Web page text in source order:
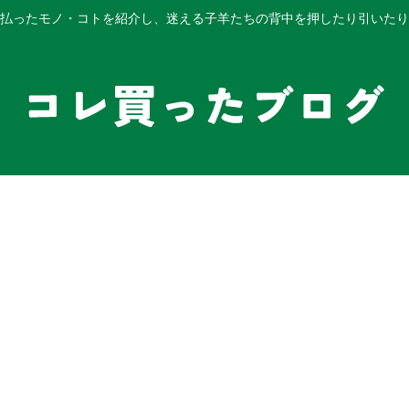
ったモノ・コトを紹介し、迷える子羊たちの背中を押したり引いたり